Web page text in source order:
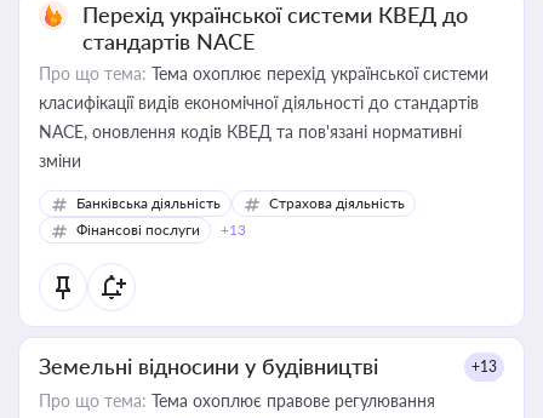
Перехід української системи КВЕД до
стандартів NACE
Про що тема: Тема охоплює перехід української системи
класифікації видів економічної діяльності до стандартів
NACE, оновлення кодів КВЕД та пов'язані нормативні
зміни
Банківська діяльність
Страхова діяльність
Фінансові послуги
+13
Земельні відносини у будівництві +13
Про що тема: Тема охоплює правове регулювання